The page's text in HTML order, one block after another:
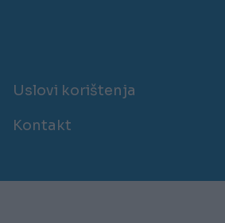
Uslovi korištenja
Kontakt